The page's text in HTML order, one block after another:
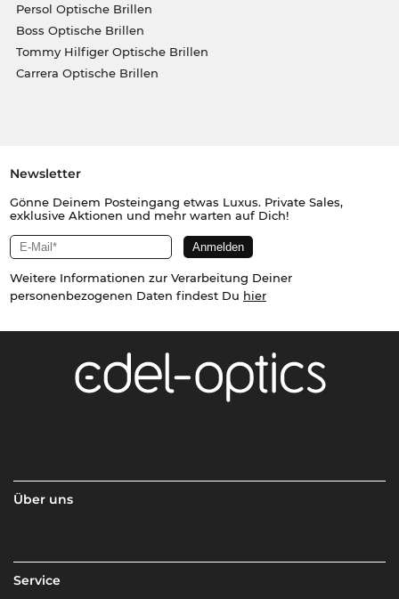
Persol Optische Brillen
Boss Optische Brillen
Tommy Hilfiger Optische Brillen
Carrera Optische Brillen
Newsletter
Gönne Deinem Posteingang etwas Luxus. Private Sales,
exklusive Aktionen und mehr warten auf Dich!
Weitere Informationen zur Verarbeitung Deiner
personenbezogenen Daten findest Du hier
Über uns
Service